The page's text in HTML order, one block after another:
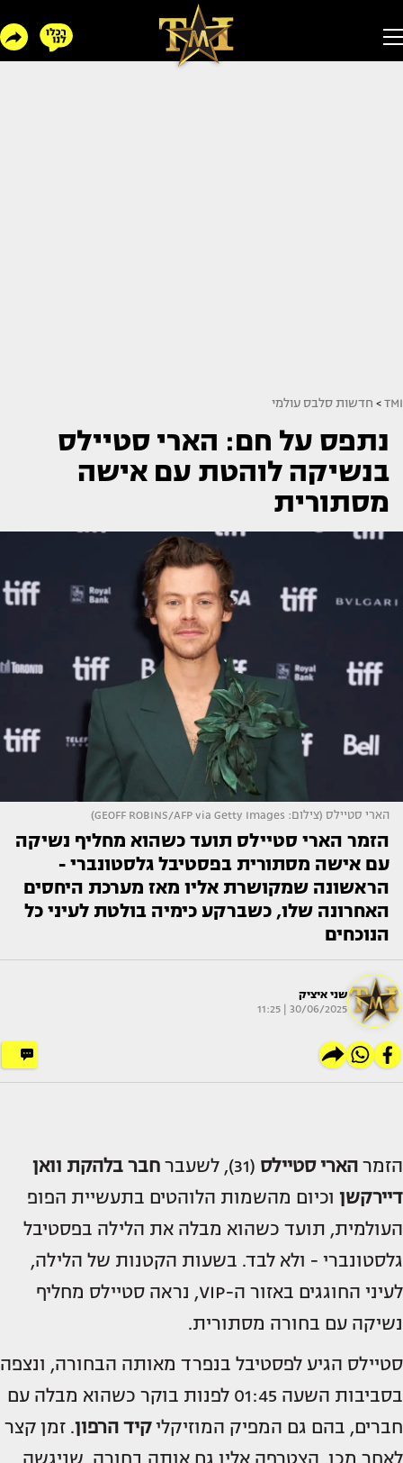
TMI
> חדשות סלבס עולמי
נתפס על חם: הארי סטיילס
בנשיקה לוהטת עם אישה
מסתורית
הארי סטיילס (צילום: GEOFF ROBINS/AFP via Getty Images)
הזמר הארי סטיילס תועד כשהוא מחליף נשיקה
עם אישה מסתורית בפסטיבל גלסטונברי -
הראשונה שמקושרת אליו מאז מערכת היחסים
האחרונה שלו, כשברקע כימיה בולטת לעיני כל
הנוכחים
שני איציק
30/06/2025 | 11:25
הזמר הארי סטיילס (31), לשעבר
חבר בלהקת וואן
דיירקשן וכיום מהשמות הלוהטים בתעשיית הפופ
העולמית, תועד כשהוא מבלה את הלילה בפסטיבל
גלסטונברי - ולא לבד. בשעות הקטנות של הלילה,
לעיני החוגגים באזור ה-VIP, נראה סטיילס מחליף
נשיקה עם בחורה מסתורית.
סטיילס הגיע לפסטיבל בנפרד מאותה הבחורה, ונצפה
בסביבות השעה 01:45 לפנות בוקר כשהוא מבלה עם
חברים, בהם גם המפיק המוזיקליקיד הרפון. זמן קצר
לאחר מכן, הצטרפה אליו גם אותה בחורה, שניגשה